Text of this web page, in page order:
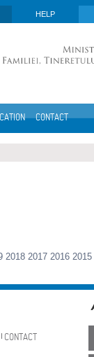
HELP
CONTACT
2018 2017 2016 2015
CONTACT